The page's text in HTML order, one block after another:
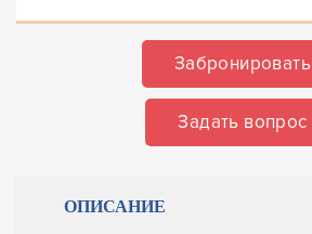
Забронировать
Задать вопрос
ОПИСАНИЕ